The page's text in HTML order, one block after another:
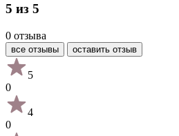
5 из 5
0 отзыва
все отзывы оставить отзыв
5
0
4
0